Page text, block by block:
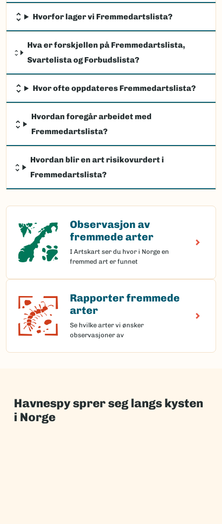
Hvorfor lager vi Fremmedartslista?
Hva er forskjellen på Fremmedartslista,
Svartelista og Forbudslista?
Hvor ofte oppdateres Fremmedartslista?
Hvordan foregår arbeidet med
Fremmedartslista?
Hvordan blir en art risikovurdert i
Fremmedartslista?
Observasjon av
fremmede arter
I Artskart ser du hvor i Norge en
fremmed art er funnet
Observasjon av fremmede arter
Rapporter fremmede
arter
Se hvilke arter vi ønsker
observasjoner av
Rapporter fremmede arter
Havnespy sprer seg langs kysten
i Norge